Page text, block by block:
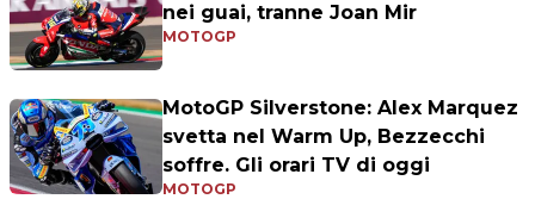
nei guai, tranne Joan Mir
MOTOGP
MotoGP Silverstone: Alex Marquez
svetta nel Warm Up, Bezzecchi
soffre. Gli orari TV di oggi
MOTOGP